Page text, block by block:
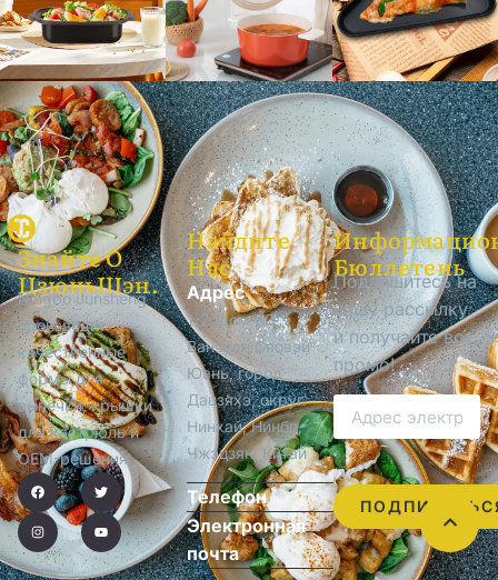
Знайте О
ЦзюньШэн.
Ningbo Junsheng
производит
качественные
формы для
выпечки, крышки
для кастрюль и
OEM-решения.
Найдите
Нас
Адрес
1-2, дом 20,
Ванчуан Сяовэй
Юань, город
Дацзяхэ, округ
Нинхай, Нинбо,
Чжэцзян, Китай
Телефон
Электронная
почта
Бюллетень
Подпишитесь на
нашу рассылку
и получайте все
промо!